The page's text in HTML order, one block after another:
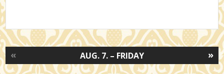
»
AUG. 7. – FRIDAY
«